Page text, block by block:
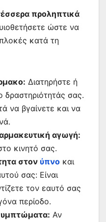
προληπτικά
ώστε να
κατά τη
Διατηρήστε ή
δραστηριότητάς σας.
να βγαίνετε και να
αγωγή:
κινητό σας.
στον ύπνο και
σας: Είναι
τον εαυτό σας
περίοδο.
Αν